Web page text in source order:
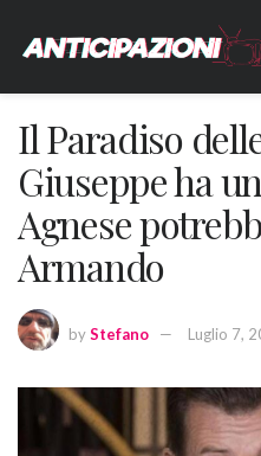
Il Paradiso
Giuseppe ha
Agnese
Armando
byStefano Luglio 7,